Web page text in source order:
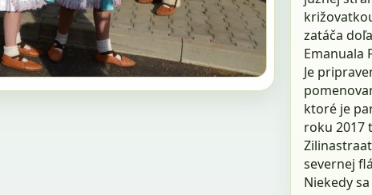
zatáča
Emanuala
Je
ktoré je
roku 2017
severnej
Niekedy